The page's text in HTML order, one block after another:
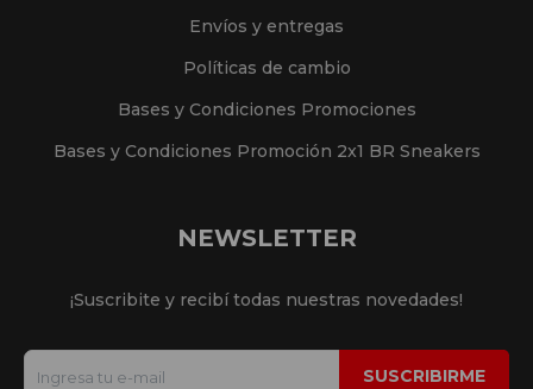
Envíos y entregas
Políticas de cambio
Bases y Condiciones Promociones
Bases y Condiciones Promoción 2x1 BR Sneakers
NEWSLETTER
¡Suscribite y recibí todas nuestras novedades!
SUSCRIBIRME